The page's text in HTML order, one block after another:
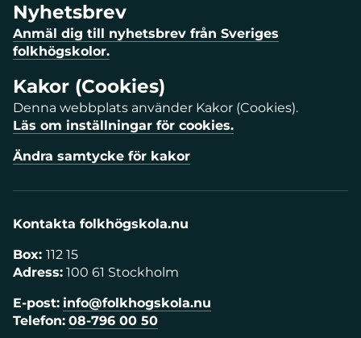
Nyhetsbrev
Anmäl dig till nyhetsbrev från Sveriges
folkhögskolor.
Kakor (Cookies)
Denna webbplats använder Kakor (Cookies).
Läs om inställningar för cookies.
Ändra samtycke för kakor
Kontakta folkhögskola.nu
Box: 112 15
Adress: 100 61 Stockholm
E-post: info@folkhogskola.nu
Telefon: 08-796 00 50